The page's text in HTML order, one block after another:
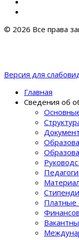
© 2026 Все права
Версия для
Главная
Сведения об
Платные